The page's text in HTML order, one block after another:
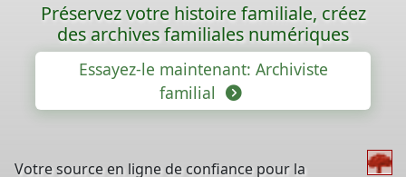
Préservez votre histoire familiale, créez
des archives familiales numériques
Essayez-le maintenant: Archiviste
familial
Votre source en ligne de confiance pour la